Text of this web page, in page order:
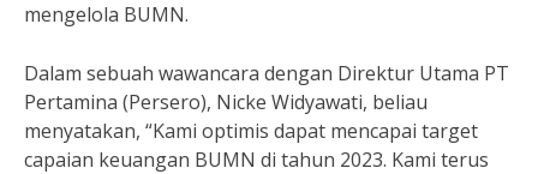
mengelola BUMN.
Dalam sebuah wawancara dengan Direktur Utama PT
Pertamina (Persero), Nicke Widyawati, beliau
menyatakan, “Kami optimis dapat mencapai target
capaian keuangan BUMN di tahun 2023. Kami terus